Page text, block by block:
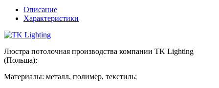
Описание
Характеристики
Люстра потолочная производства компании TK Lighting
(Польша);
Материалы: металл, полимер, текстиль;